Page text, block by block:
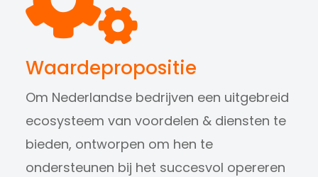
Krachtig netwerk
Ontdek wie er aangesloten zijn bij de NWBA.
Lees meer...
Waardepropositie
Om Nederlandse bedrijven een uitgebreid
ecosysteem van voordelen & diensten te
bieden, ontworpen om hen te
ondersteunen bij het succesvol opereren